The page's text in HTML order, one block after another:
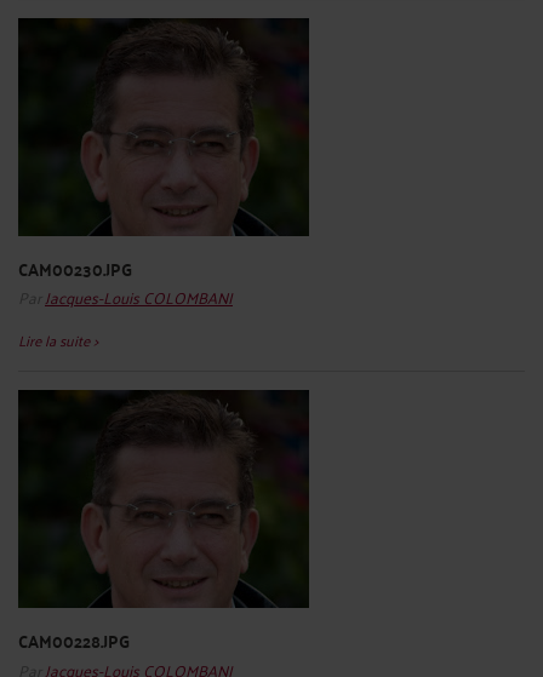
CAM00230.JPG
Par Jacques-Louis COLOMBANI
Lire la suite >
CAM00228.JPG
Par Jacques-Louis COLOMBANI